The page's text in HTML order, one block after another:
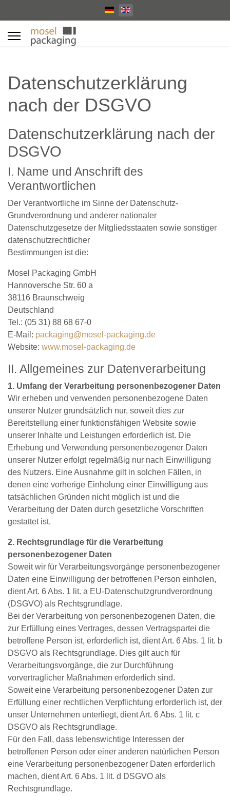
Select your language
Datenschutzerklärung
nach der DSGVO
Datenschutzerklärung nach der
DSGVO
I. Name und Anschrift des
Verantwortlichen
Der Verantwortliche im Sinne der Datenschutz‐
Grundverordnung und anderer nationaler
Datenschutzgesetze der Mitgliedsstaaten sowie sonstiger
datenschutzrechtlicher
Bestimmungen ist die:
Mosel Packaging GmbH
Hannoversche Str. 60 a
38116 Braunschweig
Deutschland
Tel.: (05 31) 88 68 67-0
E‐Mail: packaging@mosel-packaging.de
Website: www.mosel-packaging.de
II. Allgemeines zur Datenverarbeitung
1. Umfang der Verarbeitung personenbezogener Daten
Wir erheben und verwenden personenbezogene Daten
unserer Nutzer grundsätzlich nur, soweit dies zur
Bereitstellung einer funktionsfähigen Website sowie
unserer Inhalte und Leistungen erforderlich ist. Die
Erhebung und Verwendung personenbezogener Daten
unserer Nutzer erfolgt regelmäßig nur nach Einwilligung
des Nutzers. Eine Ausnahme gilt in solchen Fällen, in
denen eine vorherige Einholung einer Einwilligung aus
tatsächlichen Gründen nicht möglich ist und die
Verarbeitung der Daten durch gesetzliche Vorschriften
gestattet ist.
2. Rechtsgrundlage für die Verarbeitung
personenbezogener Daten
Soweit wir für Verarbeitungsvorgänge personenbezogener
Daten eine Einwilligung der betroffenen Person einholen,
dient Art. 6 Abs. 1 lit. a EU‐Datenschutzgrundverordnung
(DSGVO) als Rechtsgrundlage.
Bei der Verarbeitung von personenbezogenen Daten, die
zur Erfüllung eines Vertrages, dessen Vertragspartei die
betroffene Person ist, erforderlich ist, dient Art. 6 Abs. 1 lit. b
DSGVO als Rechtsgrundlage. Dies gilt auch für
Verarbeitungsvorgänge, die zur Durchführung
vorvertraglicher Maßnahmen erforderlich sind.
Soweit eine Verarbeitung personenbezogener Daten zur
Erfüllung einer rechtlichen Verpflichtung erforderlich ist, der
unser Unternehmen unterliegt, dient Art. 6 Abs. 1 lit. c
DSGVO als Rechtsgrundlage.
Für den Fall, dass lebenswichtige Interessen der
betroffenen Person oder einer anderen natürlichen Person
eine Verarbeitung personenbezogener Daten erforderlich
machen, dient Art. 6 Abs. 1 lit. d DSGVO als
Rechtsgrundlage.